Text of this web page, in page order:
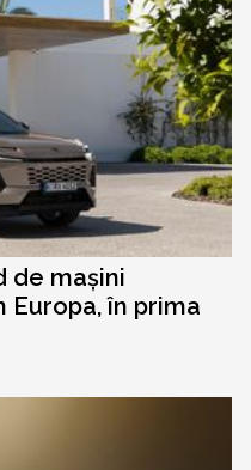
de mașini
în prima